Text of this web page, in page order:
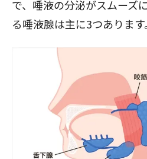
で、唾液の分泌がスムーズ
る唾液腺は主に3つあります